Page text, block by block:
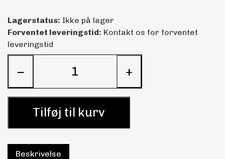
Lagerstatus: Ikke på lager
Forventet leveringstid: Kontakt os for forventet
leveringstid
− +
Tilføj til kurv
Beskrivelse